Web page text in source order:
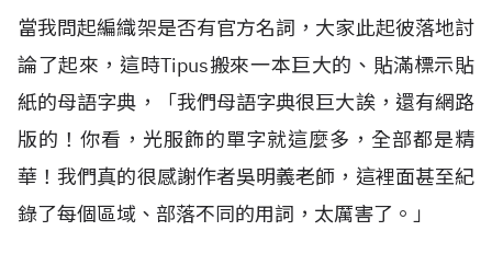
當我問起編織架是否有官方名詞，大家此起彼落地討
論了起來，這時Tipus搬來一本巨大的、貼滿標示貼
紙的母語字典，「我們母語字典很巨大誒，還有網路
版的！你看，光服飾的單字就這麼多，全部都是精
華！我們真的很感謝作者吳明義老師，這裡面甚至紀
錄了每個區域、部落不同的用詞，太厲害了。」